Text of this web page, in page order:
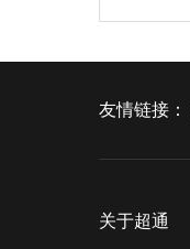
友情链接：
关于超通